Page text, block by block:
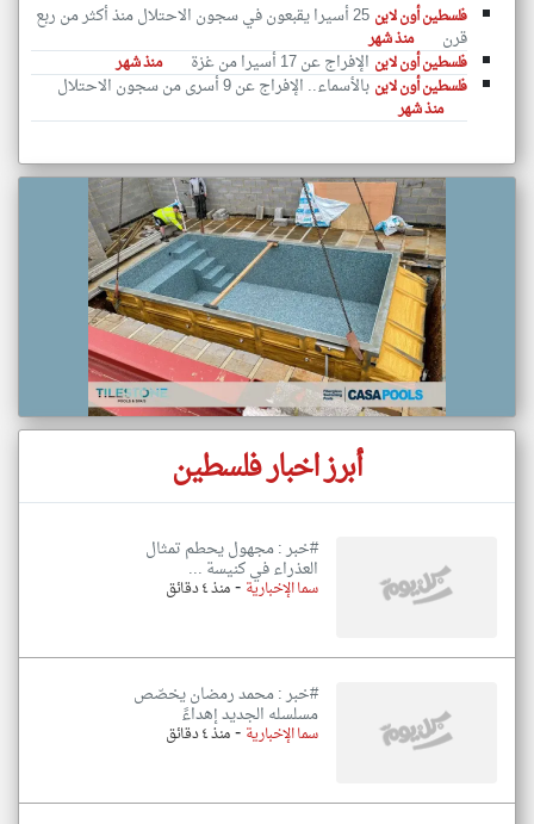
فلسطين أون لاين 25 أسيرا يقبعون في سجون الاحتلال منذ أكثر من ربع
قرن
منذ شهر
فلسطين أون لاين الإفراج عن 17 أسيرا من غزة
منذ شهر
فلسطين أون لاين بالأسماء.. الإفراج عن 9 أسرى من سجون الاحتلال
منذ شهر
أبرز اخبار فلسطين
#خبر : مجهول يحطم تمثال
العذراء في كنيسة ...
سما الإخبارية -منذ ٤ دقائق
#خبر : محمد رمضان يخصّص
مسلسله الجديد إهداءً
سما الإخبارية -منذ ٤ دقائق